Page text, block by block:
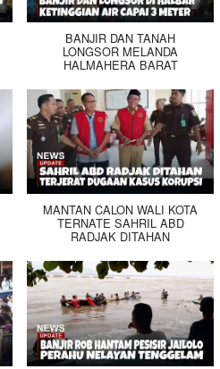
BANJIR DAN TANAH
LONGSOR MELANDA
HALMAHERA BARAT
MANTAN CALON WALI KOTA
TERNATE SAHRIL ABD
RADJAK DITAHAN